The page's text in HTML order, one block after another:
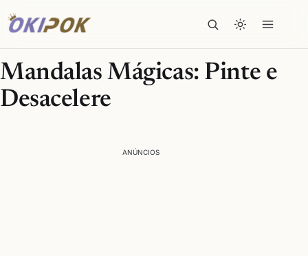
Mandalas Mágicas: Pinte e
Desacelere
ANÚNCIOS